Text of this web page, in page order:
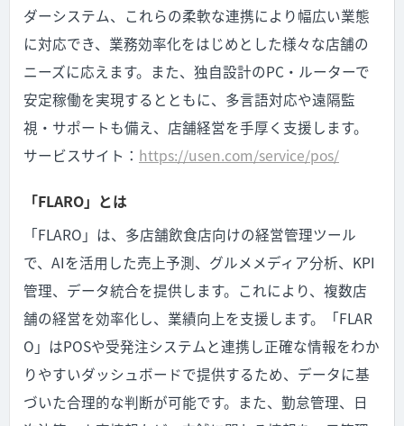
ダーシステム、これらの柔軟な連携により幅広い業態
に対応でき、業務効率化をはじめとした様々な店舗の
ニーズに応えます。また、独自設計のPC・ルーターで
安定稼働を実現するとともに、多言語対応や遠隔監
視・サポートも備え、店舗経営を手厚く支援します。
サービスサイト： https://usen.com/service/pos/
「FLARO」とは
「FLARO」は、多店舗飲食店向けの経営管理ツール
で、AIを活用した売上予測、グルメメディア分析、KPI
管理、データ統合を提供します。これにより、複数店
舗の経営を効率化し、業績向上を支援します。「FLAR
O」はPOSや受発注システムと連携し正確な情報をわか
りやすいダッシュボードで提供するため、データに基
づいた合理的な判断が可能です。また、勤怠管理、日